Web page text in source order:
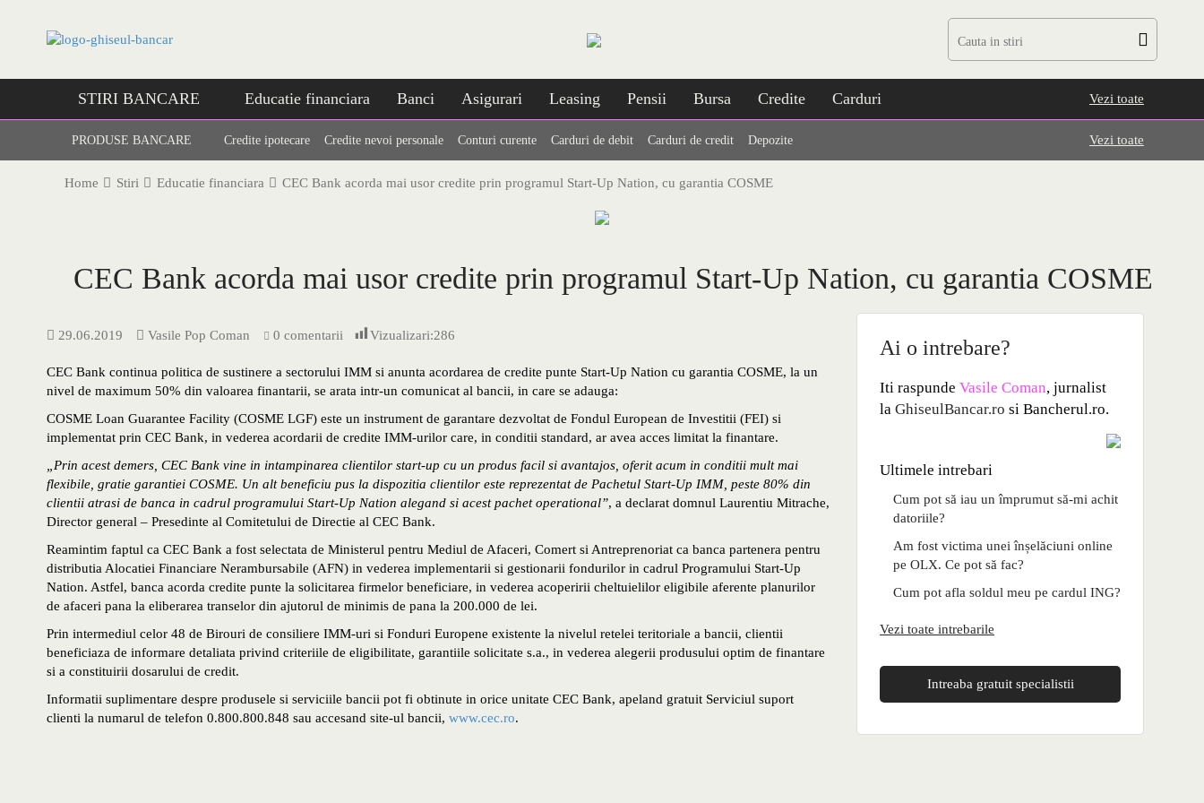
STIRI BANCARE Educatie financiara Banci Asigurari Leasing Pensii Bursa Credite Carduri Vezi toate
PRODUSE BANCARE Credite ipotecare Credite nevoi personale Conturi curente Carduri de debit Carduri de credit Depozite Vezi toate
Home Stiri Educatie financiara CEC Bank acorda mai usor credite prin programul Start-Up Nation, cu garantia COSME
CEC Bank acorda mai usor credite prin programul Start-Up Nation, cu garantia COSME
29.06.2019 Vasile Pop Coman 0 comentarii Vizualizari:286
CEC Bank continua politica de sustinere a sectorului IMM si anunta acordarea de credite punte Start-Up Nation cu garantia COSME, la un
nivel de maximum 50% din valoarea finantarii, se arata intr-un comunicat al bancii, in care se adauga:
COSME Loan Guarantee Facility (COSME LGF) este un instrument de garantare dezvoltat de Fondul European de Investitii (FEI) si
implementat prin CEC Bank, in vederea acordarii de credite IMM-urilor care, in conditii standard, ar avea acces limitat la finantare.
„Prin acest demers, CEC Bank vine in intampinarea clientilor start-up cu un produs facil si avantajos, oferit acum in conditii mult mai
flexibile, gratie garantiei COSME. Un alt beneficiu pus la dispozitia clientilor este reprezentat de Pachetul Start-Up IMM, peste 80% din
clientii atrasi de banca in cadrul programului Start-Up Nation alegand si acest pachet operational”, a declarat domnul Laurentiu Mitrache,
Director general – Presedinte al Comitetului de Directie al CEC Bank.
Reamintim faptul ca CEC Bank a fost selectata de Ministerul pentru Mediul de Afaceri, Comert si Antreprenoriat ca banca partenera pentru
distributia Alocatiei Financiare Nerambursabile (AFN) in vederea implementarii si gestionarii fondurilor in cadrul Programului Start-Up
Nation. Astfel, banca acorda credite punte la solicitarea firmelor beneficiare, in vederea acoperirii cheltuielilor eligibile aferente planurilor
de afaceri pana la eliberarea transelor din ajutorul de minimis de pana la 200.000 de lei.
Prin intermediul celor 48 de Birouri de consiliere IMM-uri si Fonduri Europene existente la nivelul retelei teritoriale a bancii, clientii
beneficiaza de informare detaliata privind criteriile de eligibilitate, garantiile solicitate s.a., in vederea alegerii produsului optim de finantare
si a constituirii dosarului de credit.
Informatii suplimentare despre produsele si serviciile bancii pot fi obtinute in orice unitate CEC Bank, apeland gratuit Serviciul suport
clienti la numarul de telefon 0.800.800.848 sau accesand site-ul bancii, www.cec.ro.
Ai o intrebare?
Iti raspunde Vasile Coman, jurnalist
la GhiseulBancar.ro si Bancherul.ro.
Ultimele intrebari
Cum pot să iau un împrumut să-mi achit
datoriile?
Am fost victima unei înșelăciuni online
pe OLX. Ce pot să fac?
Cum pot afla soldul meu pe cardul ING?
Vezi toate intrebarile
Intreaba gratuit specialistii